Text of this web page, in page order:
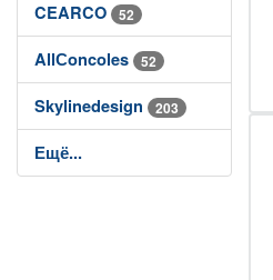
CEARCO 52
AllСoncoles 52
Skylinedesign 203
Ещё...